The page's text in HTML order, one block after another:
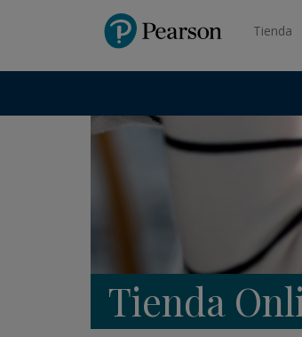
PearsonTienda
Tienda